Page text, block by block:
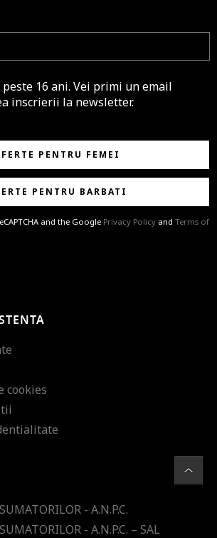
peste 16 ani. Vei primi un email
inscrierii la newsletter.
PENTRU FEMEI
PENTRU BARBATI
and the Google Privacy Policy and Terms of
ultimele tendinte in moda!
cookies
- A.N.P.C.
- A.N.P.C. – SAL